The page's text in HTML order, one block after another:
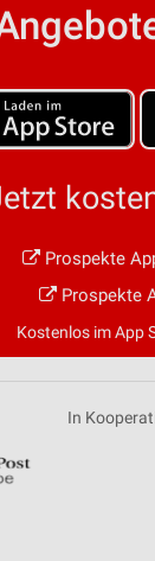
Prospekte
Prospekte
Kostenlos im App
In